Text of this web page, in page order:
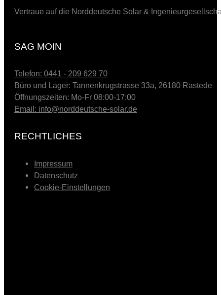
Vertraue auf die Norddeutsche Solar &
SAG MOIN
Telefon: 0441 - 209 629 70
Büro und Lager: Tannenkrugstrasse 33a, 26180 Rastede
Öffnungszeiten: Mo-Fr 08:00-17:00
Email: info@norddeutsche-solar.de
RECHTLICHES
Impressum
Datenschutz
Cookie-Einstellungen